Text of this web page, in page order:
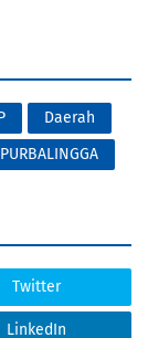
Daerah
PURBALINGGA
Twitter
LinkedIn